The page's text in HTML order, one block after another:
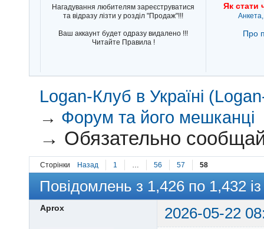
Нагадування любителям зареєструватися
та відразу лізти у розділ "Продаж"!!!
Ваш аккаунт будет одразу видалено !!!
Читайте Правила !
Як стати
Про
Logan-Клуб в Україні
→ Форум та його мешканці
→ Обязательно
Сторінки Назад 1 56 57 58
Повідомлень з 1,426 по 1,432
Aprox 2026-05-22